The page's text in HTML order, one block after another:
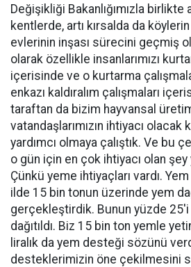
Değişikliği Bakanlığımızla birlikte
kentlerde, artı kırsalda da
evlerinin inşası sürecini geçmiş
olarak özellikle insanlarımızı
içerisinde ve o kurtarma
enkazı kaldıralım çalışmaları
taraftan da bizim hayvansal
vatandaşlarımızın ihtiyacı olacak
yardımcı olmaya çalıştık. Ve bu
o gün için en çok ihtiyacı olan
Çünkü yeme ihtiyaçları vardı. Yem
ilde 15 bin tonun üzerinde yem
gerçekleştirdik. Bunun yüzde 25'i
dağıtıldı. Biz 15 bin ton yemle
liralık da yem desteği sözünü
desteklerimizin öne çekilmesini